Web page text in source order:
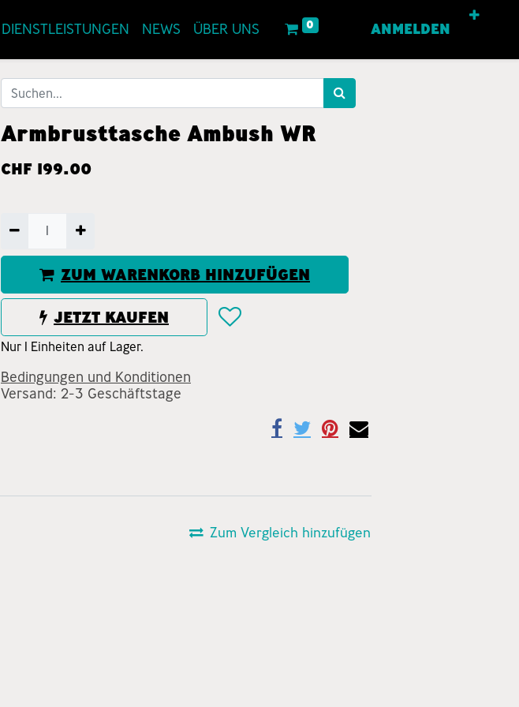
DIENSTLEISTUNGEN NEWS ÜBER UNS 0 ANMELDEN
Armbrusttasche Ambush WR
CHF 199.00
ZUM WARENKORB HINZUFÜGEN
JETZT KAUFEN
Nur 1 Einheiten auf Lager.
Bedingungen und Konditionen
Versand: 2-3 Geschäftstage
Zum Vergleich hinzufügen